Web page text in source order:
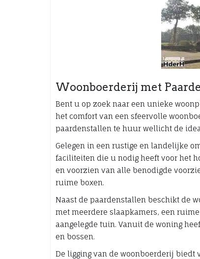
Woonboerderij met
Bent u op zoek naar een unieke
het comfort van een sfeervolle
paardenstallen te huur wellicht de
Gelegen in een rustige en landelijke
faciliteiten die u nodig heeft voor het
en voorzien van alle benodigde
ruime boxen.
Naast de paardenstallen beschikt de
met meerdere slaapkamers, een
aangelegde tuin. Vanuit de woning
en bossen.
De ligging van de woonboerderij